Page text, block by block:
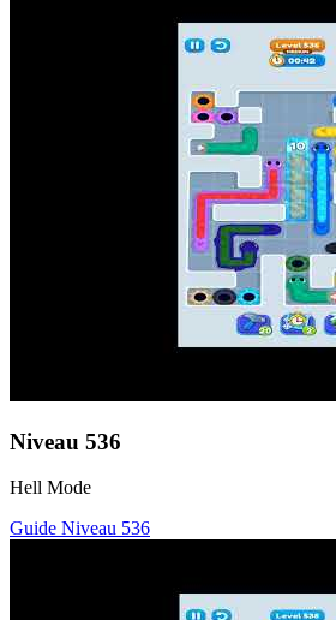
Niveau 536
Hell Mode
Guide Niveau 536